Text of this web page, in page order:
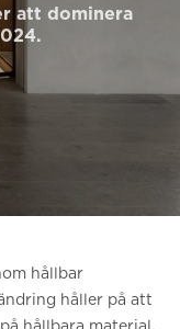
att dominera
hållbar
håller på att